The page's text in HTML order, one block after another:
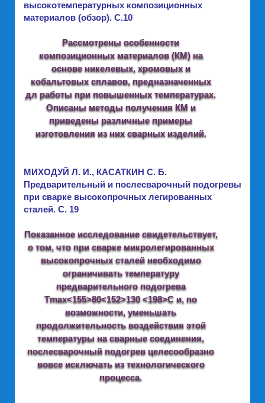
высокотемпературных композиционных
материалов (обзор). C.10
Рассмотрены особенности
композиционных материалов (КМ) на
основе никелевых, хромовых и
кобальтовых сплавов, предназначенных
дл работы при повышенных температурах.
Описаны методы получения КМ и
приведены различные примеры
изготовления из них сварных изделий.
МИХОДУЙ Л. И., КАСАТКИН С. Б.
Предварительный и послесварочный подогревы
при сварке высокопрочных легированных
сталей. C. 19
Показанное исследование свидетельствует,
о том, что при сварке микролегированных
высокопрочных сталей необходимо
ограничивать температуру
предварительного подогрева
Tmax<155>80<152>130 <198>C и, по
возможности, уменьшать
продолжительность воздействия этой
температуры на сварные соединения,
послесварочный подогрев целесообразно
вовсе исключать из технологического
процесса.